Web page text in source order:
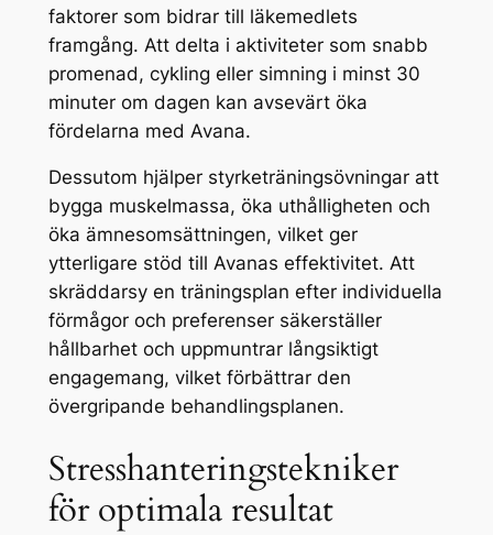
faktorer som bidrar till läkemedlets
framgång. Att delta i aktiviteter som snabb
promenad, cykling eller simning i minst 30
minuter om dagen kan avsevärt öka
fördelarna med Avana.
Dessutom hjälper styrketräningsövningar att
bygga muskelmassa, öka uthålligheten och
öka ämnesomsättningen, vilket ger
ytterligare stöd till Avanas effektivitet. Att
skräddarsy en träningsplan efter individuella
förmågor och preferenser säkerställer
hållbarhet och uppmuntrar långsiktigt
engagemang, vilket förbättrar den
övergripande behandlingsplanen.
Stresshanteringstekniker
för optimala resultat